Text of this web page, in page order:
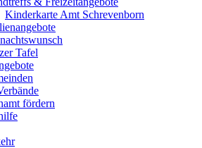
Kinderkarte Amt Schrevenborn
Tafel
fördern